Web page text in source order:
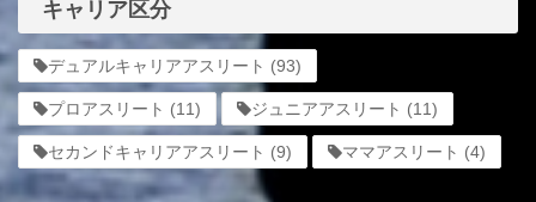
キャリア区分
デュアルキャリアアスリート (93)
プロアスリート (11) ジュニアアスリート (11)
セカンドキャリアアスリート (9) ママアスリート (4)